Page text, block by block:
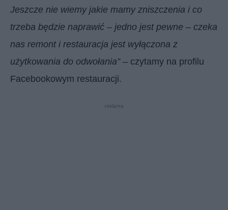
Jeszcze nie wiemy jakie mamy zniszczenia i co
trzeba będzie naprawić – jedno jest pewne – czeka
nas remont i restauracja jest wyłączona z
użytkowania do odwołania”– czytamy na profilu
Facebookowym restauracji.
reklama